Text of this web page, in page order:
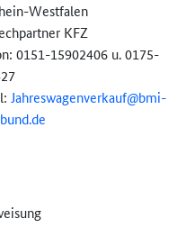
Westfalen
KFZ
0151-15902406 u. 0175-
Jahreswagenverkauf@bmi-